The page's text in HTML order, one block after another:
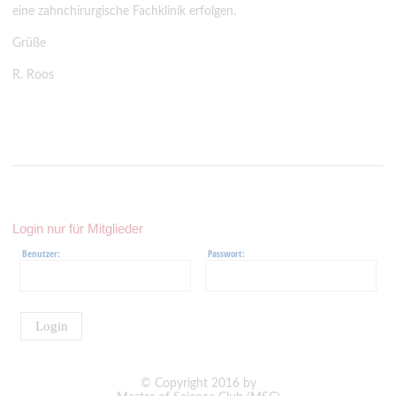
eine zahnchirurgische Fachklinik erfolgen.
Grüße
R. Roos
Login nur für Mitglieder
Benutzer: Passwort:
Login
© Copyright 2016 by